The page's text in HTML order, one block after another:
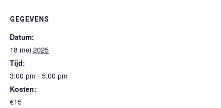
GEGEVENS
Datum:
18 mei 2025
Tijd:
3:00 pm - 5:00 pm
Kosten:
€15